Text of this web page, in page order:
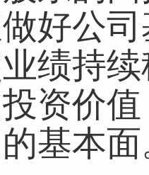
好公
绩持
资价
基本
并不表明本网同意其观点或证实其描